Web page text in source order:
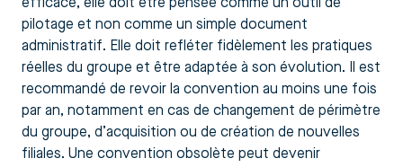
efficace, elle doit être pensée comme un outil de
pilotage et non comme un simple document
administratif. Elle doit refléter fidèlement les pratiques
réelles du groupe et être adaptée à son évolution. Il est
recommandé de revoir la convention au moins une fois
par an, notamment en cas de changement de périmètre
du groupe, d’acquisition ou de création de nouvelles
filiales. Une convention obsolète peut devenir